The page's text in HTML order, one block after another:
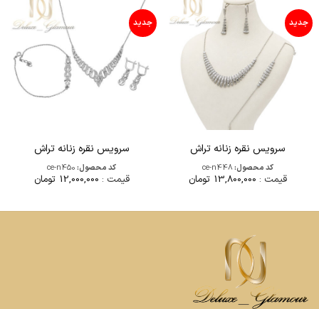
جدید
سرویس نقره زنانه تراش
کد محصول:ce-n448
قیمت : 13,800,000 تومان
جدید
سرویس نقره زنانه تراش
کد محصول:ce-n450
قیمت : 12,000,000 تومان